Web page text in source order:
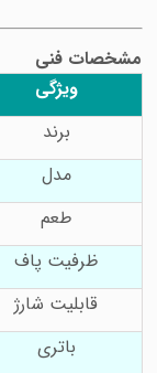
مشخصات فنی
ویژگی
برند
مدل
طعم
ظرفیت پاف
قابلیت شارژ
باتری